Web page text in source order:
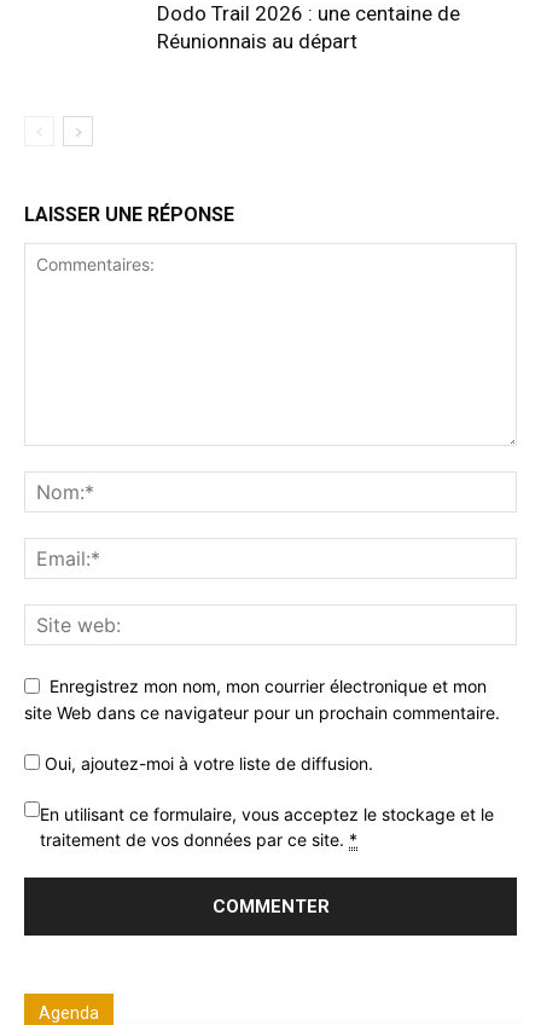
Dodo Trail 2026 : une centaine de
Réunionnais au départ
LAISSER UNE RÉPONSE
Enregistrez mon nom, mon courrier électronique et mon
site Web dans ce navigateur pour un prochain commentaire.
Oui, ajoutez-moi à votre liste de diffusion.
En utilisant ce formulaire, vous acceptez le stockage et le
traitement de vos données par ce site. *
Agenda